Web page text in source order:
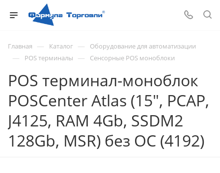
Главная — Каталог — Оборудование для автоматизации
— POS терминалы — Сенсорные POS моноблоки
POS терминал-моноблок
POSCenter Atlas (15", PCAP,
J4125, RAM 4Gb, SSDM2
128Gb, MSR) без ОС (4192)